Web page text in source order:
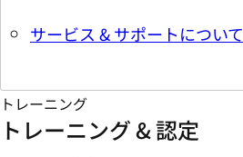
サービス & サポートについて
トレーニング
トレーニング & 認定